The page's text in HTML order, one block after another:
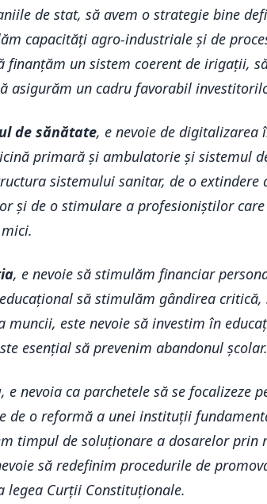
de stat, să avem o strategie bine
capacități agro-industriale și de
finanțăm un sistem coerent de irigații,
asigurăm un cadru favorabil
de sănătate, e nevoie de digitalizarea
primară și ambulatorie și sistemul
sistemului sanitar, de o extindere
și de o stimulare a profesioniștilor
, e nevoie să stimulăm financiar
să stimulăm gândirea critică,
muncii, este nevoie să investim în
esențial să prevenim abandonul școlar.
, e nevoia ca parchetele să se focalizeze
de o reformă a unei instituții
timpul de soluționare a dosarelor
să redefinim procedurile de
legea Curții Constituționale.